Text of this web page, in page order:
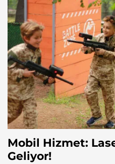
Mobil Hizmet:
Geliyor!